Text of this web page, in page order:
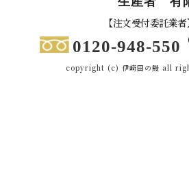
【注文受付委託業
0120-948-550
copyright (c) 伊崎田の鰻 all